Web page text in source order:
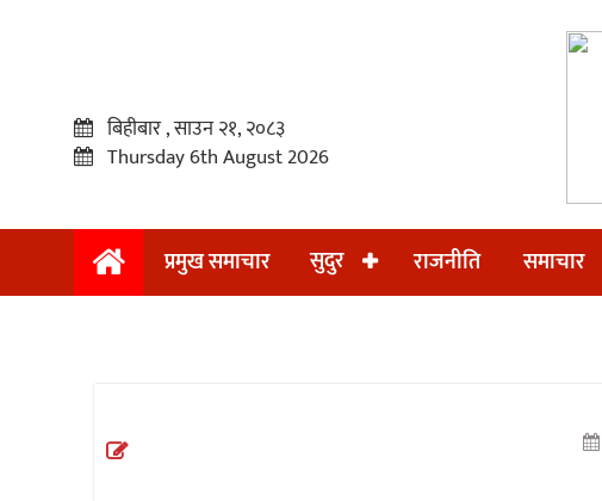
प्रमुख
बिहीबार , साउन २१, २०८३
Thursday 6th August 2026
प्रमुख समाचार सुदुर राजनीति समाचार